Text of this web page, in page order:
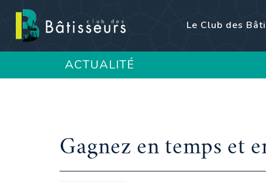
Le Club des
ACTUALITÉ
Gagnez en temps et